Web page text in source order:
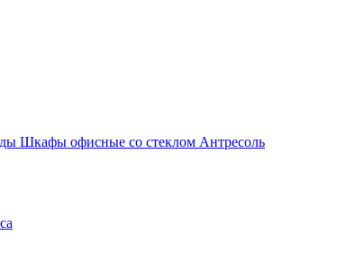
Шкафы офисные со стеклом Антресоль